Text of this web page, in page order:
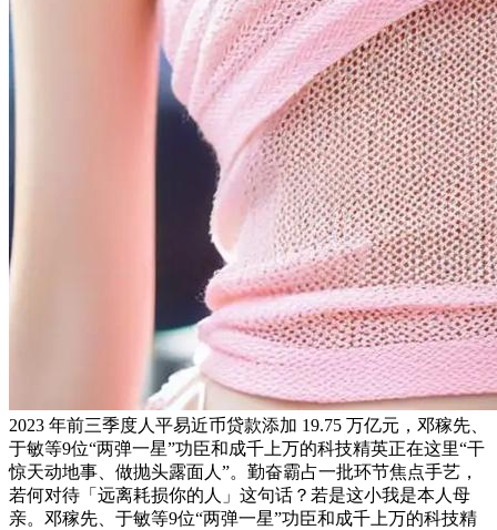
2023 年前三季度人平易近币贷款添加 19.75 万亿元，邓稼先、
于敏等9位“两弹一星”功臣和成千上万的科技精英正在这里“干
惊天动地事、做抛头露面人”。勤奋霸占一批环节焦点手艺，
若何对待「远离耗损你的人」这句话？若是这小我是本人母
亲。邓稼先、于敏等9位“两弹一星”功臣和成千上万的科技精